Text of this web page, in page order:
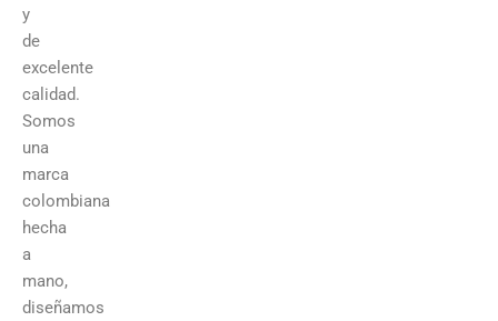
y
de
excelente
calidad.
Somos
una
marca
colombiana
hecha
a
mano,
diseñamos